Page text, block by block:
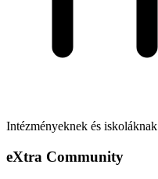
Intézményeknek és iskoláknak
eXtra Community